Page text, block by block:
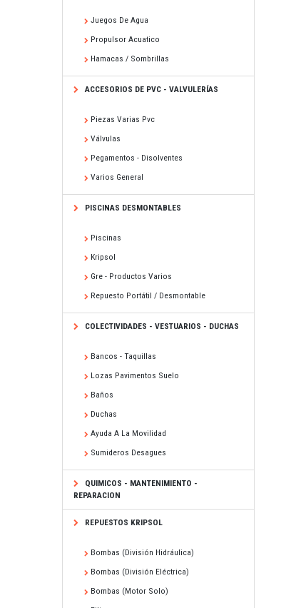
Juegos De Agua
Propulsor Acuatico
Hamacas / Sombrillas
ACCESORIOS DE PVC - VALVULERÍAS
Piezas Varias Pvc
Válvulas
Pegamentos - Disolventes
Varios General
PISCINAS DESMONTABLES
Piscinas
Kripsol
Gre - Productos Varios
Repuesto Portátil / Desmontable
COLECTIVIDADES - VESTUARIOS - DUCHAS
Bancos - Taquillas
Lozas Pavimentos Suelo
Baños
Duchas
Ayuda A La Movilidad
Sumideros Desagues
QUIMICOS - MANTENIMIENTO -
REPARACION
REPUESTOS KRIPSOL
Bombas (división Hidráulica)
Bombas (división Eléctrica)
Bombas (motor Solo)